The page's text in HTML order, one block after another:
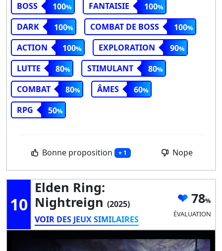
BOSS
100 FANTAISIE
100
DARK
100 COMBAT DE BOSS
100
ACTION
100 EXPLORATION
90
LUTTE
80 STIMULANT
80
COMBAT
80 ÂMES
60
RPG
50
Bonne proposition + 1 Nope
10
Elden Ring:
Nightreign (2025)
VOIR DES JEUX SIMILAIRES
78
ÉVALUATION